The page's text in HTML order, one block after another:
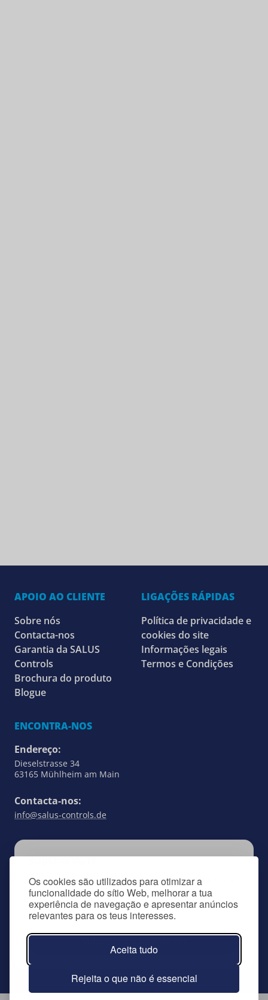
Os cookies são utilizados para otimizar a
funcionalidade do sítio Web, melhorar a tua
experiência de navegação e apresentar anúncios
relevantes para os teus interesses.
Aceita tudo
Rejeita o que não é essencial
APOIO AO CLIENTE
Sobre nós
Contacta-nos
Garantia da SALUS
Controls
Brochura do produto
Blogue
LIGAÇÕES RÁPIDAS
Política de privacidade e
cookies do site
Informações legais
Termos e Condições
ENCONTRA-NOS
Endereço:
Dieselstrasse 34
63165 Mühlheim am Main
Contacta-nos:
info@salus-controls.de
SUBSCREVE-TE
Mantém-te a par de tudo o que se passa com
a SALUS Controls, subscrevendo a nossa
newsletter.